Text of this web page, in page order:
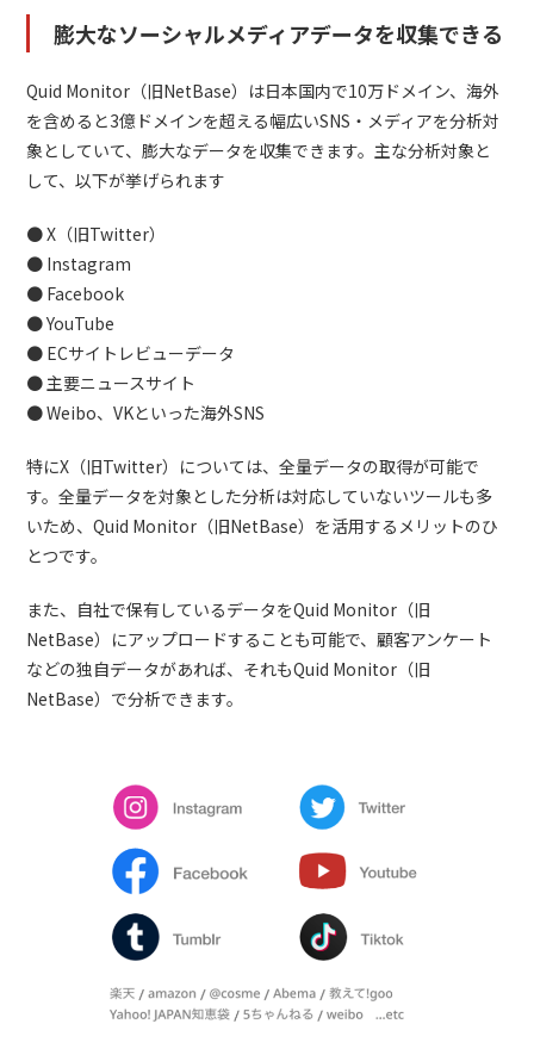
膨大なソーシャルメディアデータを収集できる
Quid Monitor（旧NetBase）は日本国内で10万ドメイン、海外
を含めると3億ドメインを超える幅広いSNS・メディアを分析対
象としていて、膨大なデータを収集できます。主な分析対象と
して、以下が挙げられます
● X（旧Twitter）
● Instagram
● Facebook
● YouTube
● ECサイトレビューデータ
● 主要ニュースサイト
● Weibo、VKといった海外SNS
特にX（旧Twitter）については、全量データの取得が可能で
す。全量データを対象とした分析は対応していないツールも多
いため、Quid Monitor（旧NetBase）を活用するメリットのひ
とつです。
また、自社で保有しているデータをQuid Monitor（旧
NetBase）にアップロードすることも可能で、顧客アンケート
などの独自データがあれば、それもQuid Monitor（旧
NetBase）で分析できます。